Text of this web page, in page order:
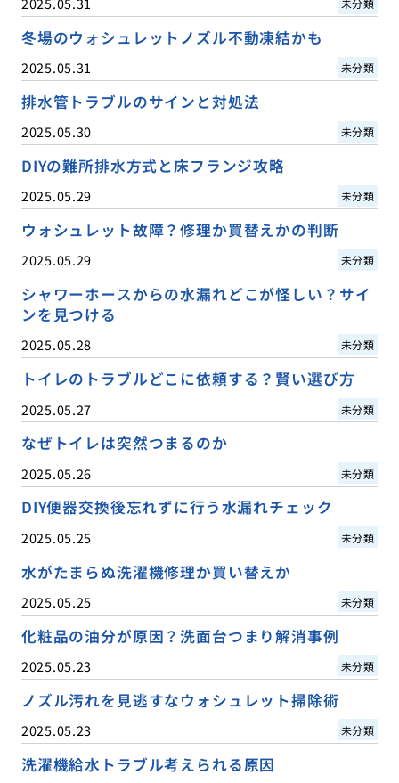
未分類
冬場のウォシュレットノズル不動凍結かも
2025.05.31 未分類
排水管トラブルのサインと対処法
2025.05.30 未分類
DIYの難所排水方式と床フランジ攻略
2025.05.29 未分類
ウォシュレット故障？修理か買替えかの判断
2025.05.29 未分類
シャワーホースからの水漏れどこが怪しい？サイ
ンを見つける
2025.05.28 未分類
トイレのトラブルどこに依頼する？賢い選び方
2025.05.27 未分類
なぜトイレは突然つまるのか
2025.05.26 未分類
DIY便器交換後忘れずに行う水漏れチェック
2025.05.25 未分類
水がたまらぬ洗濯機修理か買い替えか
2025.05.25 未分類
化粧品の油分が原因？洗面台つまり解消事例
2025.05.23 未分類
ノズル汚れを見逃すなウォシュレット掃除術
2025.05.23 未分類
洗濯機給水トラブル考えられる原因